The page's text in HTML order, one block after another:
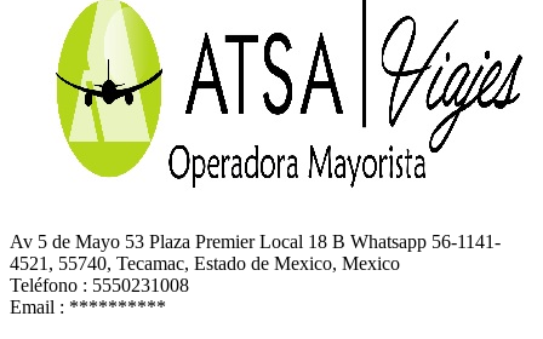
Av 5 de Mayo 53 Plaza Premier Local 18 B Whatsapp 56-1141-
4521, 55740, Tecamac, Estado de Mexico, Mexico
Teléfono : 5550231008
Email : **********